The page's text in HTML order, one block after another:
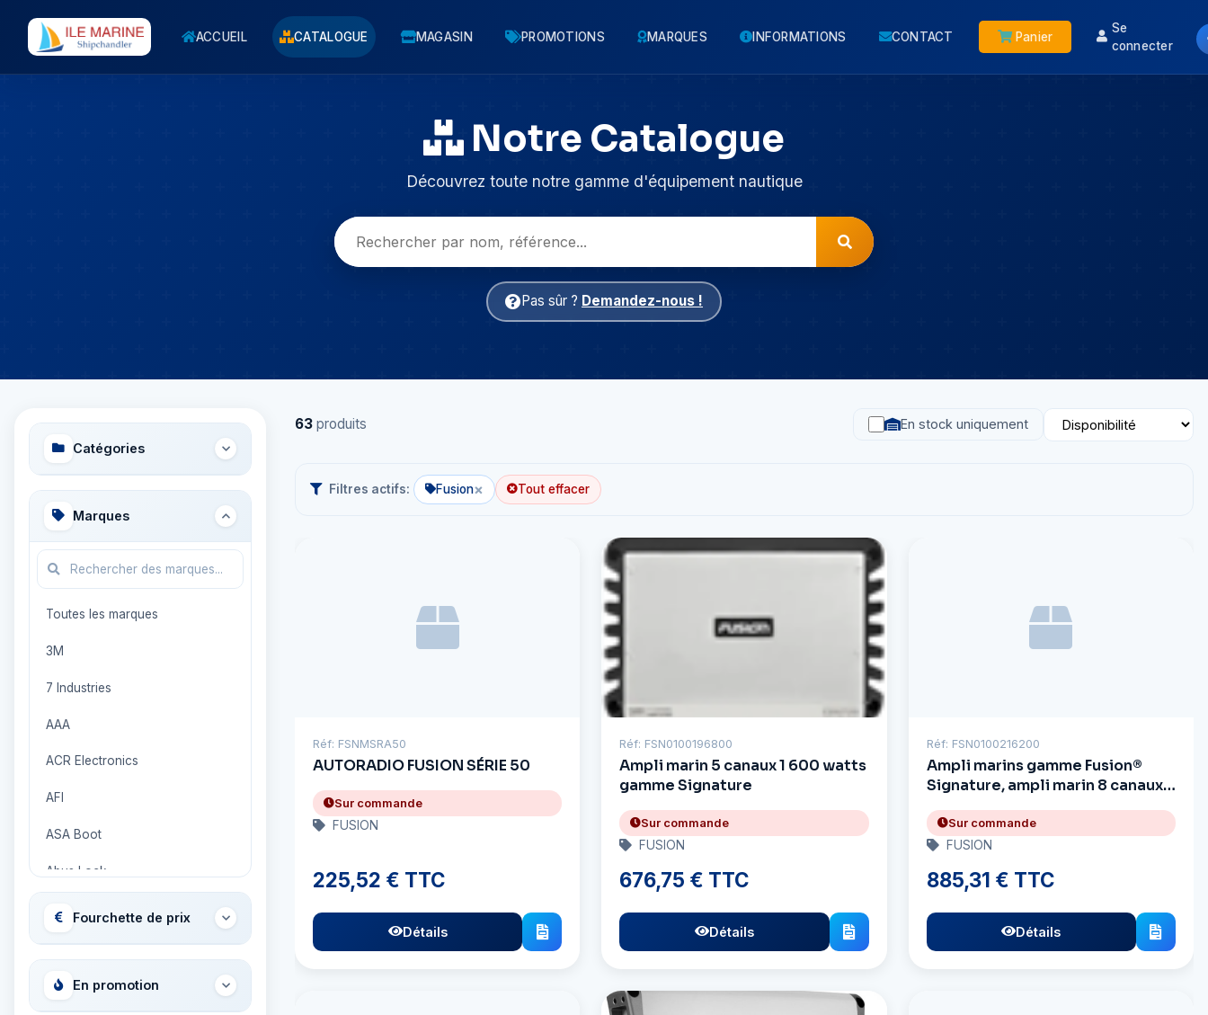
ACCUEIL CATALOGUE MAGASIN PROMOTIONS MARQUES INFORMATIONS CONTACT Panier
Se
connecter
Notre Catalogue
Découvrez toute notre gamme d'équipement nautique
Pas sûr ? Demandez-nous !
Catégories
Marques
Toutes les marques
3M
7 Industries
AAA
ACR Electronics
AFI
ASA Boot
Abus Lock
Airhead
Allied International
Fourchette de prix
En promotion
63 produits En stock uniquement
Filtres actifs: Fusion× Tout effacer
Réf: FSNMSRA50
AUTORADIO FUSION SÉRIE 50
Sur commande
FUSION
225,52 € TTC
Détails
Réf: FSN0100196800
Ampli marin 5 canaux 1 600 watts
gamme Signature
Sur commande
FUSION
676,75 € TTC
Détails
Réf: FSN0100216200
Ampli marins gamme Fusion®
Signature, ampli marin 8 canaux
Sur commande
FUSION
885,31 € TTC
Détails